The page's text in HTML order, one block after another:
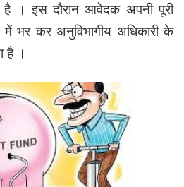
है । इस दौरान आवेदक अपनी पूरी
में भर कर अनुविभागीय अधिकारी के
है ।